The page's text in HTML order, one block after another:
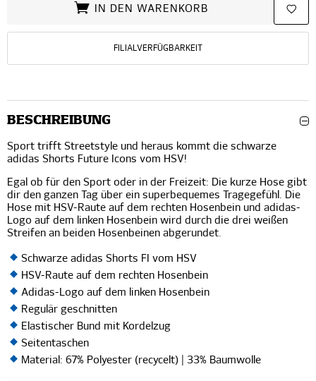
IN DEN WARENKORB
FILIALVERFÜGBARKEIT
BESCHREIBUNG
Sport trifft Streetstyle und heraus kommt die schwarze
adidas Shorts Future Icons vom HSV!
Egal ob für den Sport oder in der Freizeit: Die kurze Hose gibt
dir den ganzen Tag über ein superbequemes Tragegefühl. Die
Hose mit HSV-Raute auf dem rechten Hosenbein und adidas-
Logo auf dem linken Hosenbein wird durch die drei weißen
Streifen an beiden Hosenbeinen abgerundet.
Schwarze adidas Shorts FI vom HSV
HSV-Raute auf dem rechten Hosenbein
Adidas-Logo auf dem linken Hosenbein
Regulär geschnitten
Elastischer Bund mit Kordelzug
Seitentaschen
Material: 67% Polyester (recycelt) | 33% Baumwolle